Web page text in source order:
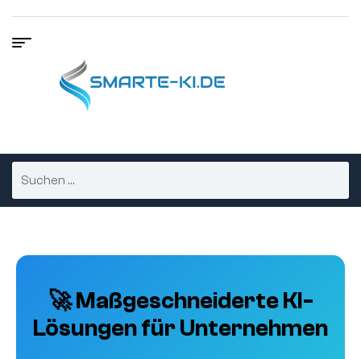
🚀 Maßgeschneiderte KI-
Lösungen für Unternehmen